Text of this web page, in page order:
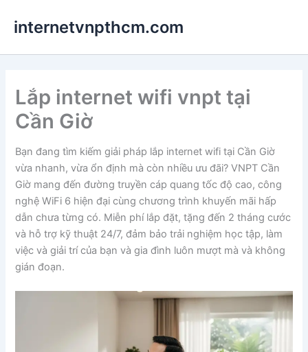
dung
internetvnpthcm.com
Lắp internet wifi vnpt tại
Cần Giờ
Bạn đang tìm kiếm giải pháp lắp internet wifi tại Cần Giờ
vừa nhanh, vừa ổn định mà còn nhiều ưu đãi? VNPT Cần
Giờ mang đến đường truyền cáp quang tốc độ cao, công
nghệ WiFi 6 hiện đại cùng chương trình khuyến mãi hấp
dẫn chưa từng có. Miễn phí lắp đặt, tặng đến 2 tháng cước
và hỗ trợ kỹ thuật 24/7, đảm bảo trải nghiệm học tập, làm
việc và giải trí của bạn và gia đình luôn mượt mà và không
gián đoạn.